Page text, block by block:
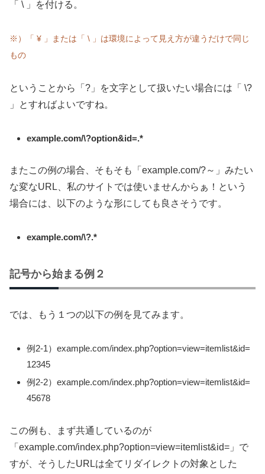
「 \ 」を付ける。
※）「 ¥ 」または「 \ 」は環境によって見え方が違うだけで同じ
もの
ということから「?」を文字として扱いたい場合には「 \?
」とすればよいですね。
example.com/\?option&id=.*
またこの例の場合、そもそも「example.com/?～」みたい
な変なURL、私のサイトでは使いませんからぁ！という
場合には、以下のような形にしても良さそうです。
example.com/\?.*
記号から始まる例２
では、もう１つの以下の例を見てみます。
例2-1）example.com/index.php?option=view=itemlist&id=
12345
例2-2）example.com/index.php?option=view=itemlist&id=
45678
この例も、まず共通しているのが
「example.com/index.php?option=view=itemlist&id=」 で
すが、そうしたURLは全てリダイレクトの対象とした